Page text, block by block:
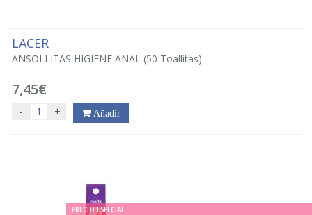
LACER
ANSOLLITAS HIGIENE ANAL (50 Toallitas)
7,45€
- + Añadir
PRECIO ESPECIAL